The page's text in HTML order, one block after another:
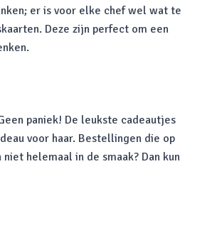
er is voor elke chef wel wat te
Deze zijn perfect om een
paniek! De leukste cadeautjes
voor haar. Bestellingen die op
helemaal in de smaak? Dan kun